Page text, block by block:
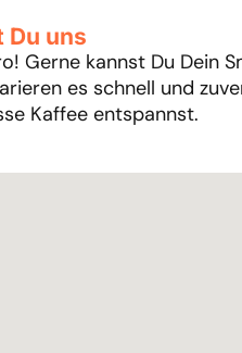
Du uns
Gerne kannst Du Dein
es schnell und
Kaffee entspannst.